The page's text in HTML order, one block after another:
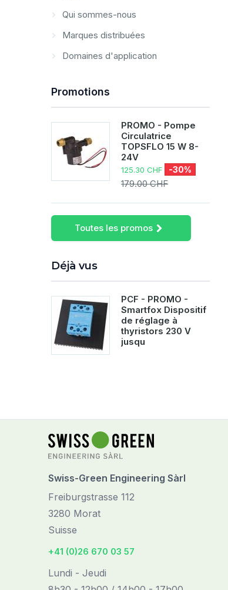
Qui sommes-nous
Marques distribuées
Domaines d'application
Promotions
PROMO - Pompe
Circulatrice
TOPSFLO 15 W 8-
24V
125.30 CHF -30%
179.00 CHF
Toutes les promos
Déjà vus
PCF - PROMO -
Smartfox Dispositif
de réglage à
thyristors 230 V
jusqu
Swiss-Green Engineering Sàrl
Freiburgstrasse 112
3280 Morat
Suisse
+41 (0)26 670 03 57
Lundi - Jeudi